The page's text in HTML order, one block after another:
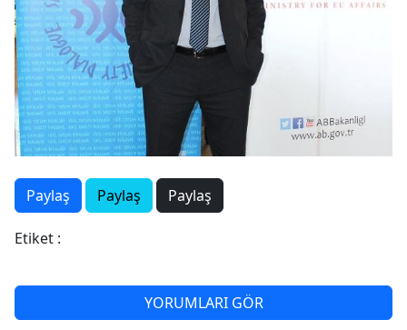
Paylaş Paylaş Paylaş
Etiket :
YORUMLARI GÖR